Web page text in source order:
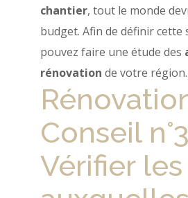
chantier, tout le monde
budget. Afin de définir cette
pouvez faire une étude des
rénovation de votre région.
Conseil
Vérifier